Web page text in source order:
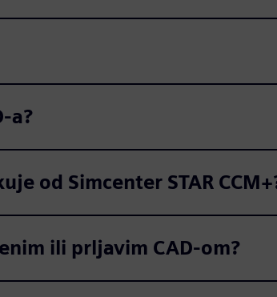
a?
od Simcenter STAR
ili prljavim CAD-om?